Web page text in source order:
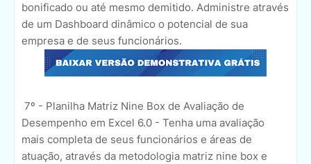
bonificado ou até mesmo demitido. Administre através
de um Dashboard dinâmico o potencial de sua
empresa e de seus funcionários.
7º - Planilha Matriz Nine Box de Avaliação de
Desempenho em Excel 6.0 - Tenha uma avaliação
mais completa de seus funcionários e áreas de
atuação, através da metodologia matriz nine box e